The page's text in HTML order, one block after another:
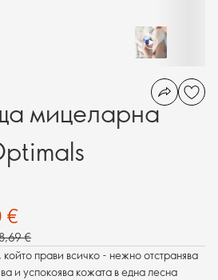
мицеларна
€
€
прави всичко - нежно отстранява
и успокоява кожата в една лесна